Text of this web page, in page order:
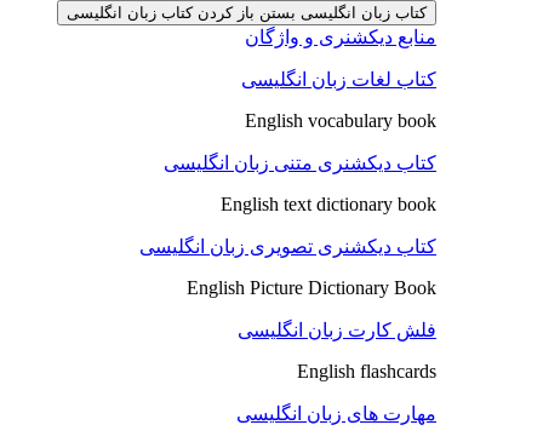
کتاب زبان انگلیسی بستن باز کردن کتاب زبان انگلیسی
منابع دیکشنری و واژگان
کتاب لغات زبان انگلیسی
English vocabulary book
کتاب دیکشنری متنی زبان انگلیسی
English text dictionary book
کتاب دیکشنری تصویری زبان انگلیسی
English Picture Dictionary Book
فلش کارت زبان انگلیسی
English flashcards
مهارت های زبان انگلیسی